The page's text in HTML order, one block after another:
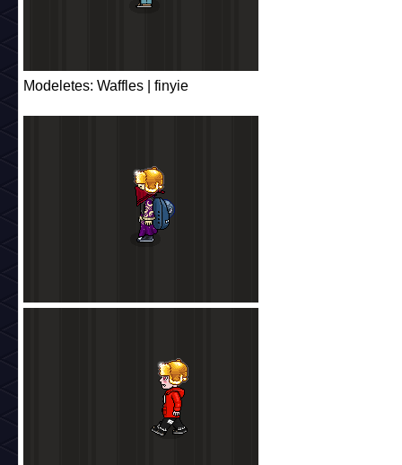
Modeletes: Waffles | finyie